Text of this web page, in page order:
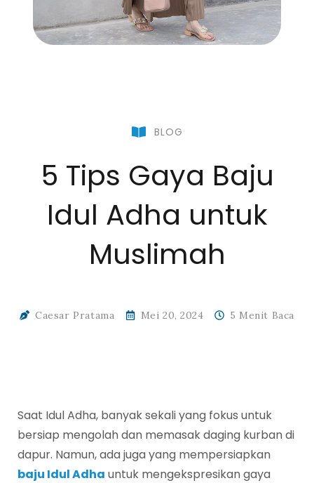
BLOG
5 Tips Gaya Baju
Idul Adha untuk
Muslimah
Caesar Pratama Mei 20, 2024 5 Menit Baca
Saat Idul Adha, banyak sekali yang fokus untuk
bersiap mengolah dan memasak daging kurban di
dapur. Namun, ada juga yang mempersiapkan
baju Idul Adha untuk mengekspresikan gaya